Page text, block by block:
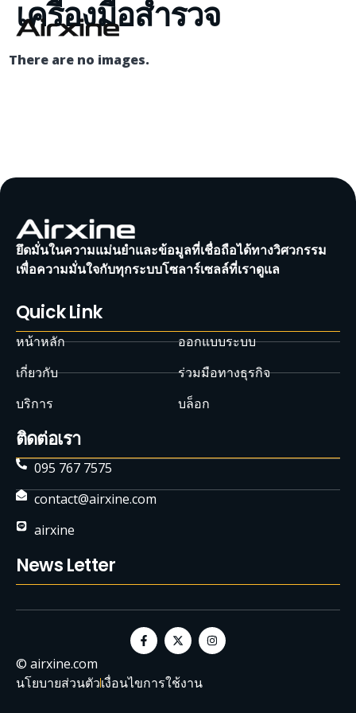
เครื่องมือสำรวจ
There are no images.
ยึดมั่นในความแม่นยำและข้อมูลที่เชื่อถือได้ทางวิศวกรรม
เพื่อความมั่นใจกับทุกระบบโซลาร์เซลล์ที่เราดูแล
Quick Link
หน้าหลัก
เกี่ยวกับ
บริการ
ออกแบบระบบ
ร่วมมือทางธุรกิจ
บล็อก
ติดต่อเรา
095 767 7575
contact@airxine.com
airxine
News Letter
© airxine.com
นโยบายส่วนตัวเงื่อนไขการใช้งาน